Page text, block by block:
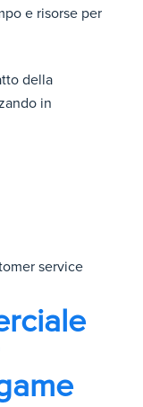
e risorse per
della
in
service